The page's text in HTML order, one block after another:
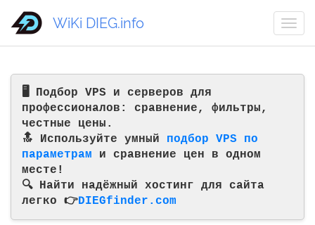
🖥️ Подбор VPS и серверов для
профессионалов: сравнение, фильтры,
честные цены.
🔝 Используйте умный подбор VPS по
параметрам и сравнение цен в одном
месте!
🔍 Найти надёжный хостинг для сайта
легко 👉DIEGfinder.com
WiKi DIEG.info